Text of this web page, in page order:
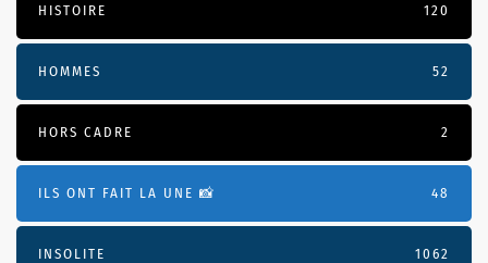
HISTOIRE 120
HOMMES 52
HORS CADRE 2
ILS ONT FAIT LA UNE 📸 48
INSOLITE 1062